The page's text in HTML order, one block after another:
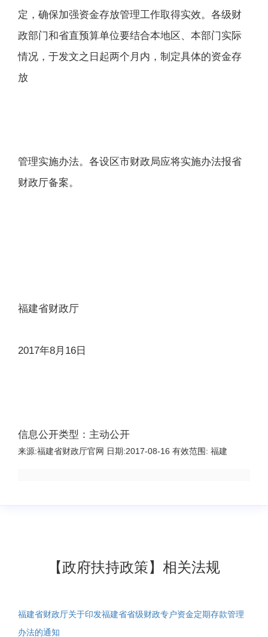
定，确保加强资金存放管理工作取得实效。各级财
政部门和省直预算单位要结合本地区、本部门实际
情况，于发文之日起两个月内，制定具体的资金存
放
管理实施办法。各设区市财政局应将实施办法报省
财政厅备案。
福建省财政厅
2017年8月16日
信息公开类型：主动公开
来源:福建省财政厅官网 日期:2017-08-16 有效范围: 福建
【政府扶持政策】相关法规
福建省财政厅关于印发福建省省级财政专户资金定期存款管理
办法的通知